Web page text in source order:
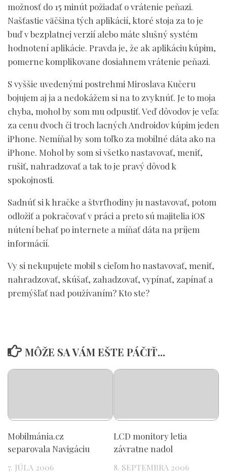
možnosť do 15 minút požiadať o vrátenie peňazi.
Našťastie väčšina tých aplikácií, ktoré stoja za to je
buď v bezplatnej verzií alebo máte slušný systém
hodnotení aplikácie. Pravda je, že ak aplikáciu kúpim,
pomerne komplikovane dosiahnem vrátenie peňazi.
S vyššie uvedenými postrehmi Miroslava Kučeru
bojujem aj ja a nedokážem si na to zvyknúť. Je to moja
chyba, mohol by som mu odpustiť. Veď dôvodov je veľa:
za cenu dvoch či troch lacných Androidov kúpim jeden
iPhone. Nemíňal by som toľko za mobilné dáta ako na
iPhone. Mohol by som si všetko nastavovať, meniť,
rušiť, nahradzovať a tak to je pravý dôvod k
spokojnosti.
Sadnúť si k hračke a štvrťhodiny ju nastavovať, potom
odložiť a pokračovať v práci a preto sú majitelia iOS
nútení behať po internete a míňať dáta na príjem
informácií.
Vy si nekupujete mobil s cieľom ho nastavovať, meniť,
nahradzovať, skúšať, zahadzovať, vypínať, zapínať a
premýšľať nad používaním? Kto ste?
MÔŽE SA VÁM EŠTE PÁČIŤ...
Mobilmánia.cz
separovala Navigáciu
7. JÚLA 2006
LCD monitory letia
závratne nadol
8. SEPTEMBRA 2006